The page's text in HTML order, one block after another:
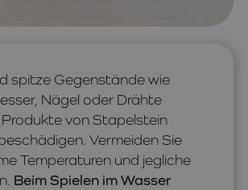
spitze Gegenstände wie
Nägel oder Drähte
von Stapelstein
Vermeiden Sie
Temperaturen und jegliche
Beim Spielen im Wasser